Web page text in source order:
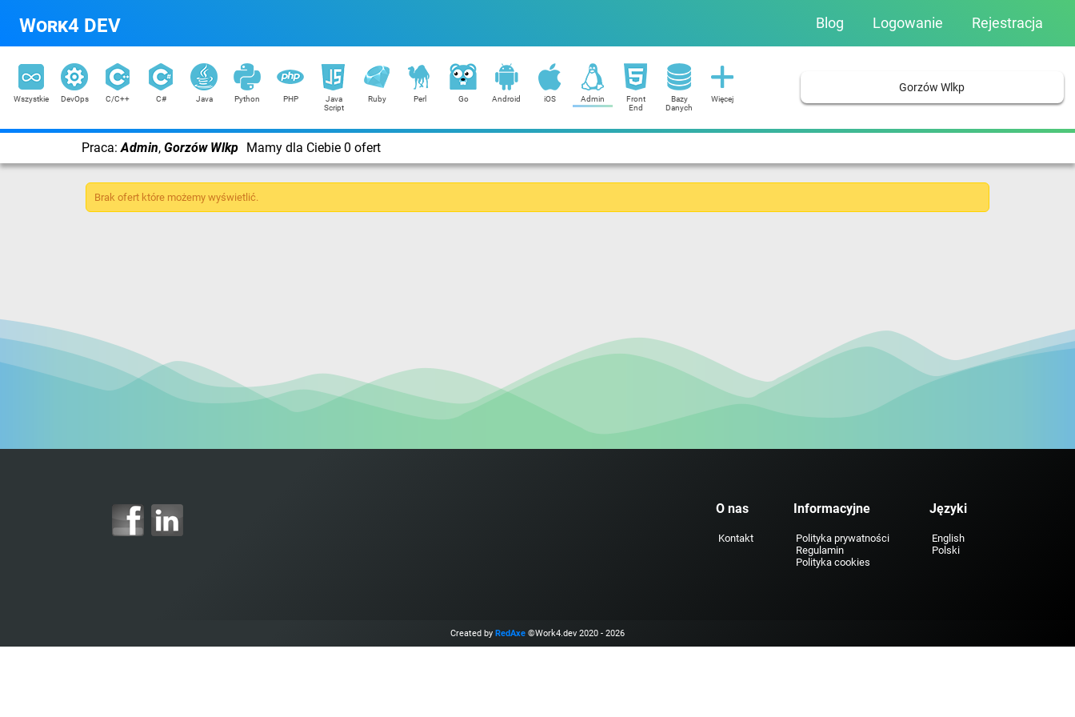
Work4 DEV Blog Logowanie Rejestracja
Wszystkie DevOps C/C++ C# Java Python PHP
Java
Script
Ruby Perl Go Android iOS Admin
Front
End
Bazy
Danych
Więcej
Gorzów Wlkp
Praca:Admin, Gorzów Wlkp Mamy dla Ciebie 0 ofert
Brak ofert które możemy wyświetlić.
O nas
Kontakt
Informacyjne
Polityka prywatności
Regulamin
Polityka cookies
Języki
English
Polski
Created by RedAxe ©Work4.dev 2020 - 2026